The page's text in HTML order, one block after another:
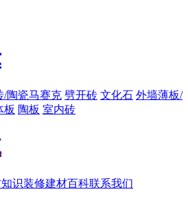
/陶瓷马赛克 劈开砖 文化石 外墙薄板/
板 陶板 室内砖
识装修建材百科联系我们